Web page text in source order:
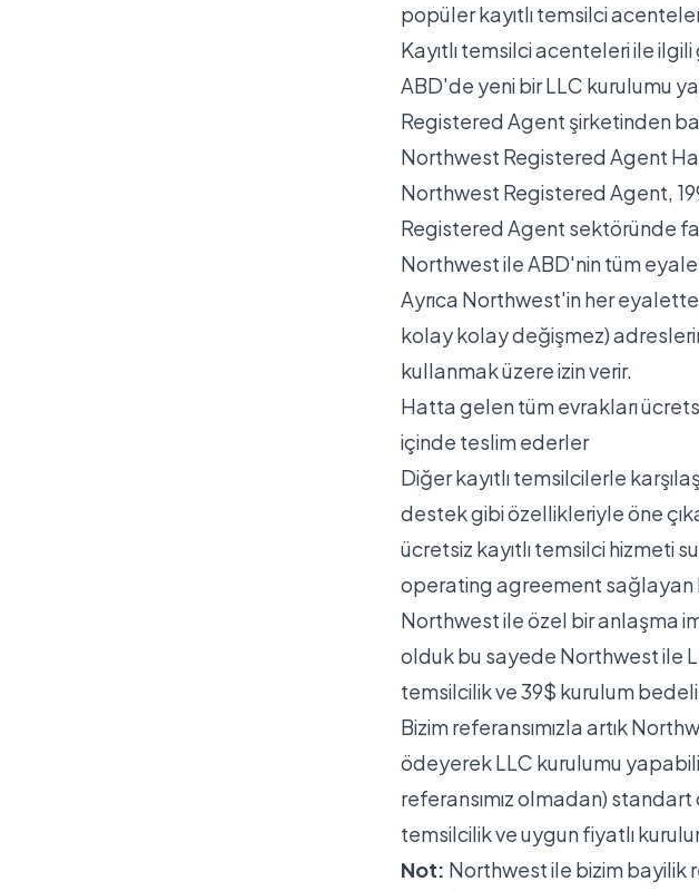
popüler kayıtlı temsilci
Kayıtlı temsilci acenteleri ile
ABD'de yeni bir LLC kurulumu
Registered Agent şirketinden
Northwest Registered Agent
Northwest Registered Agent,
Registered Agent sektöründe
Northwest ile ABD'nin tüm
Ayrıca Northwest'in her
kolay kolay değişmez)
kullanmak üzere izin verir.
Hatta gelen tüm evrakları
içinde teslim ederler
Diğer kayıtlı temsilcilerle
destek gibi özellikleriyle öne
ücretsiz kayıtlı temsilci hizmeti
operating agreement sağlayan
Northwest ile özel bir anlaşma
olduk bu sayede Northwest ile
temsilcilik ve 39$ kurulum
Bizim referansımızla artık
ödeyerek LLC kurulumu
referansımız olmadan) standart
temsilcilik ve uygun fiyatlı
Not: Northwest ile bizim bayilik